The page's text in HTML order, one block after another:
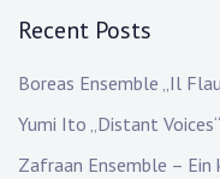
Recent Posts
Boreas Ensemble „Il
Yumi Ito „Distant
Zafraan Ensemble –